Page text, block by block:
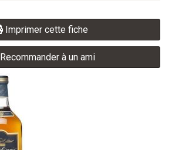
Imprimer cette fiche
Recommander à un ami